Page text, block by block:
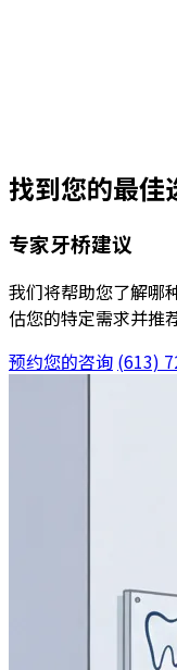
找到您的最佳
专家牙桥建议
我们将帮助您了解哪
估您的特定需求并推
预约您的咨询 (613)